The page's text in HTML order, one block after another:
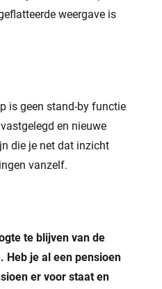
weergave is
is geen stand-by functie
en nieuwe
die je net dat inzicht
vanzelf.
te blijven van de
Heb je al een pensioen
er voor staat en